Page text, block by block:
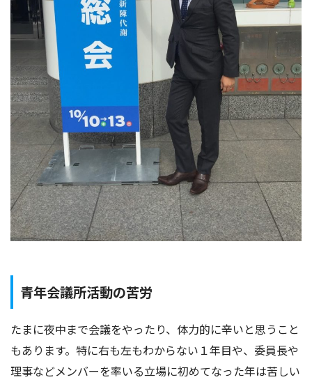
青年会議所活動の苦労
たまに夜中まで会議をやったり、体力的に辛いと思うこと
もあります。特に右も左もわからない１年目や、委員長や
理事などメンバーを率いる立場に初めてなった年は苦しい